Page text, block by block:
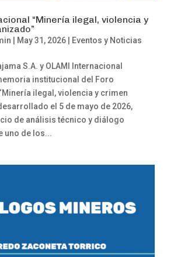
“Minería ilegal, violencia y
May 31, 2026| Eventos y Noticias
S.A. y OLAMI Internacional
institucional del Foro
ilegal, violencia y crimen
el 5 de mayo de 2026,
de análisis técnico y diálogo
uno de los...